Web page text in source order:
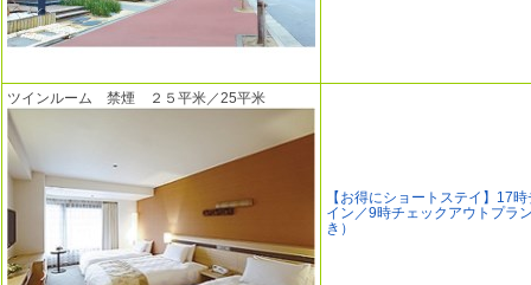
ツインルーム 禁煙 ２５平米／25平米
【お得にショートステイ】17
イン／9時チェックアウトプラ
き）